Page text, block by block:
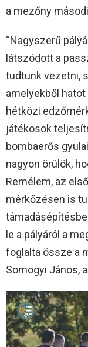
a mezőny
“Nagyszerű
látszódott a
tudtunk vezetni,
amelyekből
hétközi
játékosok
bombaerős
nagyon örülök,
Remélem, az
mérkőzésen is
le a pályáról a
foglalta össze a
Somogyi János,